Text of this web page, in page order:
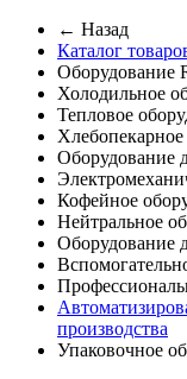
← Назад
Каталог
Оборудование
Холодильное
Тепловое
Хлебопекарное
Оборудование
Кофейное
Нейтральное
Оборудование
производства
Упаковочное